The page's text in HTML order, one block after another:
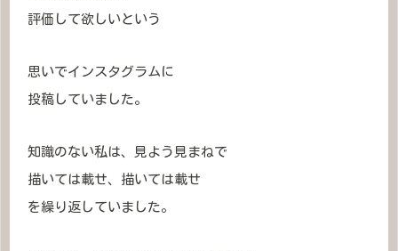
評価して欲しいという
思いでインスタグラムに
投稿していました。
知識のない私は、見よう見まねで
描いては載せ、描いては載せ
を繰り返していました。